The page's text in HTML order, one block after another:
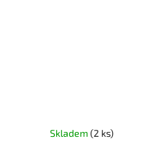
Skladem(2 ks)